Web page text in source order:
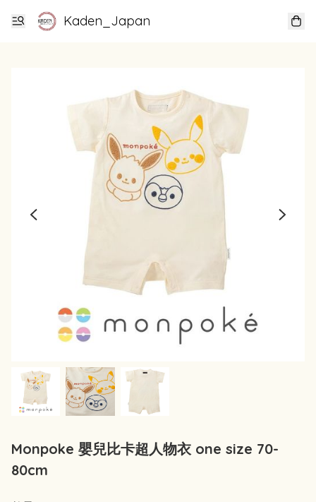
Kaden_Japan
Monpoke 嬰兒比卡超人物衣 one size 70-
80cm